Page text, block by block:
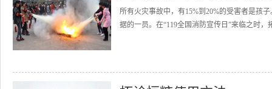
所有火灾事故中，有15%到20%的受害者是孩
据的一员。在“119全国消防宣传日”来临之时